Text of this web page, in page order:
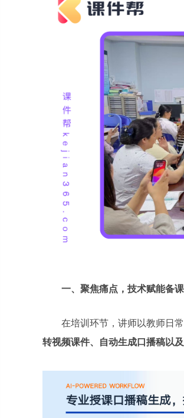
一、聚焦痛点，技术赋能备
在培训环节，讲师以教师日
转视频课件、自动生成口播稿以